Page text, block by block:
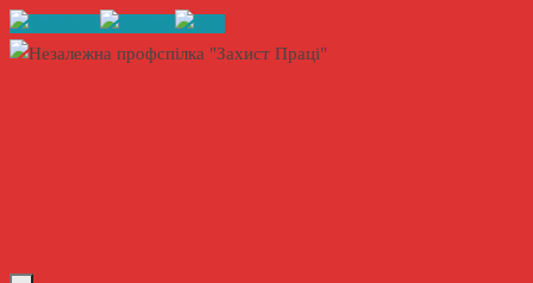
Skip
to